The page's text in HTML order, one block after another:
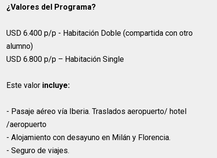
¿Valores del Programa?
USD 6.400 p/p - Habitación Doble (compartida con otro
alumno)
USD 6.800 p/p – Habitación Single
Este valor incluye:
- Pasaje aéreo vía Iberia. Traslados aeropuerto/ hotel
/aeropuerto
- Alojamiento con desayuno en Milán y Florencia.
- Seguro de viajes.